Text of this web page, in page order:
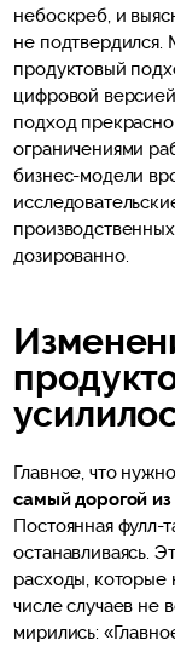
небоскреб, и
не
продуктовый
цифровой
подход
ограничениями
бизнес-модели
дозированно.
Главное, что
самый дорогой
Постоянная фулл-
останавливаясь.
расходы, которые
числе случаев не
мирились: